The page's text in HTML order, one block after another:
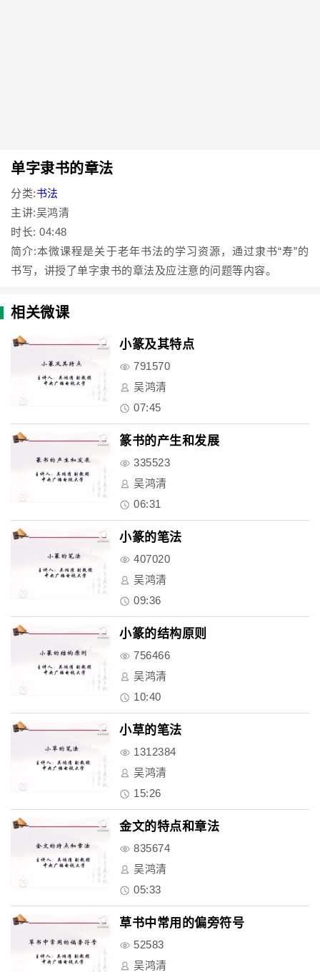
单字隶书的章法
分类:书法
主讲:吴鸿清
时长: 04:48
简介:本微课程是关于老年书法的学习资源，通过隶书“寿”的
书写，讲授了单字隶书的章法及应注意的问题等内容。
相关微课
小篆及其特点
791570
吴鸿清
07:45
篆书的产生和发展
335523
吴鸿清
06:31
小篆的笔法
407020
吴鸿清
09:36
小篆的结构原则
756466
吴鸿清
10:40
小草的笔法
1312384
吴鸿清
15:26
金文的特点和章法
835674
吴鸿清
05:33
草书中常用的偏旁符号
52583
吴鸿清